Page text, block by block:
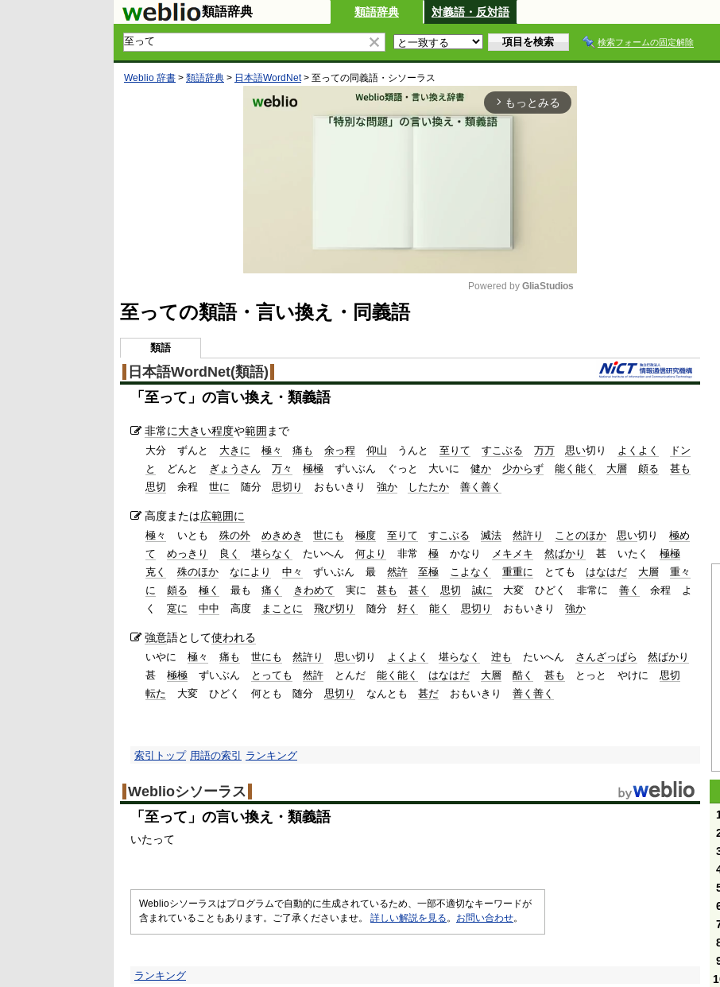
類語辞典 類語辞典 対義語・反対語
検索フォームの固定解除
Weblio 辞書 > 類語辞典 > 日本語WordNet> 至っての同義語・シソーラス
arrow_forward_ios もっとみる
Powered by GliaStudios
至っての類語・言い換え・同義語
類語
日本語WordNet(類語)
「 至って 」の言い換え・類義語
非常に大きい程度や範囲 まで
大分 ずんと 大きに 極々 痛も 余っ程 仰山 うんと 至りて すこぶる 万万 思い切り よくよく
ドン
と
どんと ぎょうさん 万々 極極 ずいぶん ぐっと 大いに 健か 少からず 能く能く 大層 頗る
甚も
思切
余程 世に 随分 思切り おもいきり 強か したたか 善く善く
高度または広範囲に
極々 いとも 殊の外 めきめき 世にも 極度 至りて すこぶる 滅法 然許り ことのほか 思い切り
極め
て
めっきり 良く 堪らなく たいへん 何より 非常 極 かなり メキメキ 然ばかり 甚 いたく
極極
克く
殊のほか なにより 中々 ずいぶん 最 然許 至極 こよなく 重重に とても はなはだ 大層
重々
に
頗る 極く 最も 痛く きわめて 実に 甚も 甚く 思切 誠に 大変 ひどく 非常に 善く 余程
よ
く
寔に 中中 高度 まことに 飛び切り 随分 好く 能く 思切り おもいきり 強か
強意語として使われる
いやに 極々 痛も 世にも 然許り 思い切り よくよく 堪らなく 迚も たいへん さんざっぱら
然ばかり
甚
極極 ずいぶん とっても 然許 とんだ 能く能く はなはだ 大層 酷く 甚も とっと やけに
思切
転た
大変 ひどく 何とも 随分 思切り なんとも 甚だ おもいきり 善く善く
索引トップ 用語の索引 ランキング
Weblioシソーラス
「 至って 」の言い換え・類義語
いたって
Weblioシソーラスはプログラムで自動的に生成されているため、一部不適切なキーワードが
含まれていることもあります。ご了承くださいませ。 詳しい解説を見る 。 お問い合わせ。
ランキング